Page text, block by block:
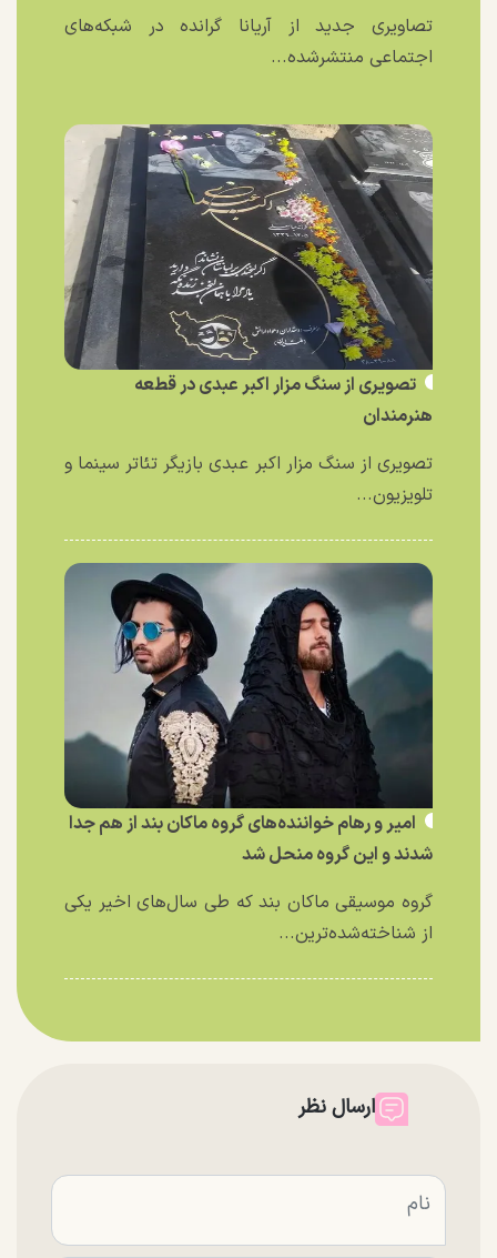
تصاویری جدید از آریانا گرانده در شبکه‌های
اجتماعی منتشرشده...
تصویری از سنگ مزار اکبر عبدی در قطعه
هنرمندان
تصویری از سنگ مزار اکبر عبدی بازیگر تئاتر سینما و
تلویزیون...
امیر و رهام خواننده‌های گروه ماکان بند از هم جدا
شدند و این گروه منحل شد
گروه موسیقی ماکان بند که طی سال‌های اخیر یکی
از شناخته‌شده‌ترین...
ارسال نظر